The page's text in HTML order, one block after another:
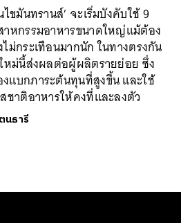
ขมันทรานส์’ จะเริ่มบังคับใช้ 9
หกรรมอาหารขนาดใหญ่แม้ต้อง
ม่กระเทือนมากนัก ในทางตรงกัน
หม่นี้ส่งผลต่อผู้ผลิตรายย่อย ซึ่ง
แบกภาระต้นทุนที่สูงขึ้น และใช้
ชาติอาหารให้คงที่และลงตัว
นธารี